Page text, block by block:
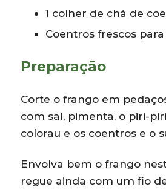
1 colher de chá de
Coentros frescos
Preparação
Corte o frango em
com sal, pimenta, o piri-
colorau e os coentros e o
Envolva bem o frango
regue ainda com um fio